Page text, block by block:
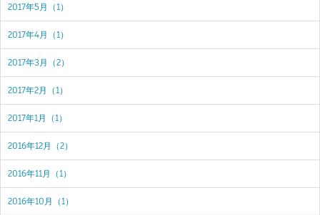
2017年5月（1）
2017年4月（1）
2017年3月（2）
2017年2月（1）
2017年1月（1）
2016年12月（2）
2016年11月（1）
2016年10月（1）